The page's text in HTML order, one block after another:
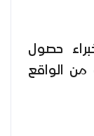
حصول
الواقع